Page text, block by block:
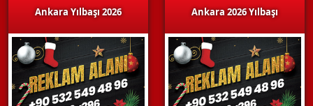
Ankara Yılbaşı 2026 Ankara 2026 Yılbaşı